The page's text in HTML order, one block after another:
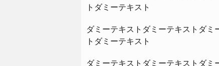
トダミーテキスト
ダミーテキストダミーテキストダ
トダミーテキスト
ダミーテキストダミーテキストダ